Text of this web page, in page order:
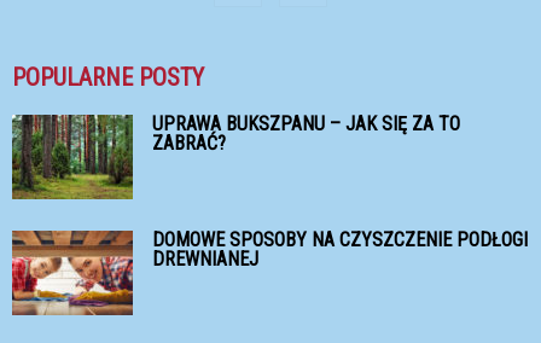
POPULARNE POSTY
UPRAWA BUKSZPANU – JAK SIĘ ZA TO
ZABRAĆ?
DOMOWE SPOSOBY NA CZYSZCZENIE PODŁOGI
DREWNIANEJ